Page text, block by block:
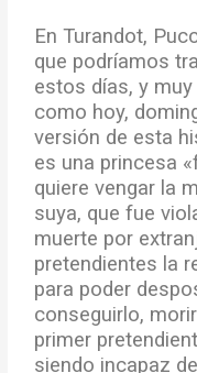
En Turandot,
que podríamos
estos días, y
como hoy,
versión de esta
es una princesa
quiere vengar la
suya, que fue
muerte por
pretendientes la
para poder
conseguirlo,
primer
siendo incapaz